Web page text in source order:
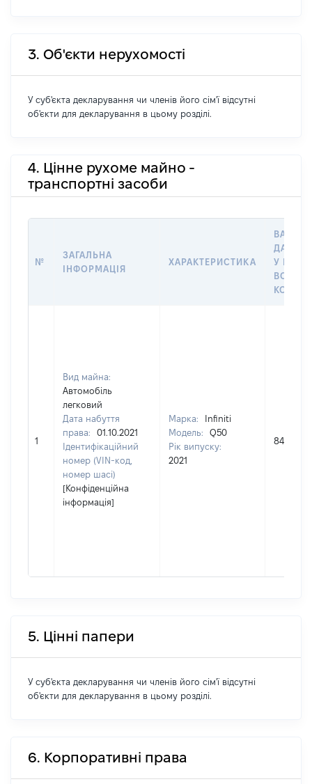
3. Об'єкти нерухомості
У суб'єкта декларування чи членів його сім'ї відсутні
об'єкти для декларування в цьому розділі.
4. Цінне рухоме майно -
транспортні засоби
№
ЗАГАЛЬНА
ІНФОРМАЦІЯ
ХАРАКТЕРИСТИКА
ДАТУ
У
1
Вид майна:
Автомобіль
легковий
Дата набуття
права:
01.10.2021
Ідентифікаційний
номер (VIN-код,
номер шасі)
[Конфіденційна
інформація]
Марка:
Infiniti
Модель:
Q50
Рік випуску:
2021
849240
5. Цінні папери
У суб'єкта декларування чи членів його сім'ї відсутні
об'єкти для декларування в цьому розділі.
6. Корпоративні права